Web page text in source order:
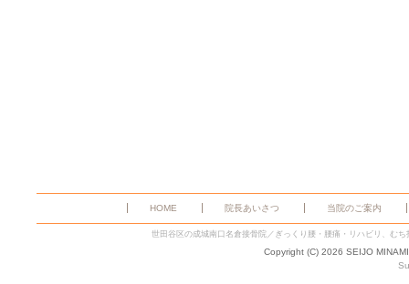
HOME 院長あいさつ 当院のご案内
世田谷区の成城南口名倉接骨院／ぎっくり腰・腰痛・リハビリ、む
Copyright (C) 2026 SEIJO